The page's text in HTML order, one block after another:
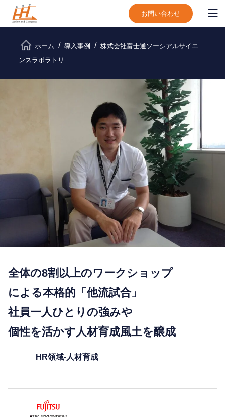
お問い合わせ
ホーム 導入事例
株式会社富士通ソーシアルサイエ
ンスラボラトリ
全体の8割以上のワークショップ
による本格的「他流試合」
社員一人ひとりの強みや
個性を活かす人材育成風土を醸成
HR領域-⼈材育成